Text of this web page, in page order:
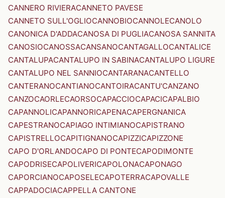
CANNERO RIVIERACANNETO PAVESE
CANNETO SULL'OGLIOCANNOBIOCANNOLECANOLO
CANONICA D'ADDACANOSA DI PUGLIACANOSA SANNITA
CANOSIOCANOSSACANSANOCANTAGALLOCANTALICE
CANTALUPACANTALUPO IN SABINACANTALUPO LIGURE
CANTALUPO NEL SANNIOCANTARANACANTELLO
CANTERANOCANTIANOCANTOIRACANTU'CANZANO
CANZOCAORLECAORSOCAPACCIOCAPACICAPALBIO
CAPANNOLICAPANNORICAPENACAPERGNANICA
CAPESTRANOCAPIAGO INTIMIANOCAPISTRANO
CAPISTRELLOCAPITIGNANOCAPIZZICAPIZZONE
CAPO D'ORLANDOCAPO DI PONTECAPODIMONTE
CAPODRISECAPOLIVERICAPOLONACAPONAGO
CAPORCIANOCAPOSELECAPOTERRACAPOVALLE
CAPPADOCIACAPPELLA CANTONE